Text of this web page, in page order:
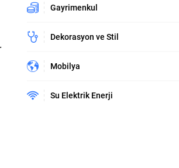
Gayrimenkul
Dekorasyon ve Stil
Mobilya
Su Elektrik Enerji